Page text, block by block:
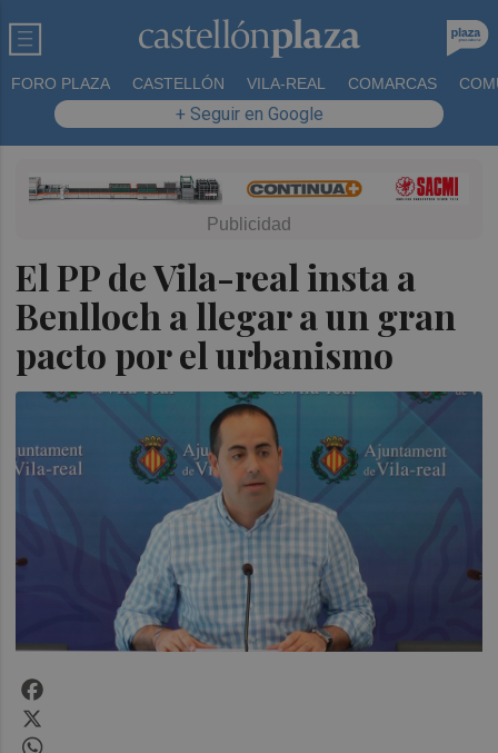
FORO PLAZA CASTELLÓN VILA-REAL COMARCAS
+ Seguir en Google
El PP de Vila-real insta a
Benlloch a llegar a un gran
pacto por el urbanismo